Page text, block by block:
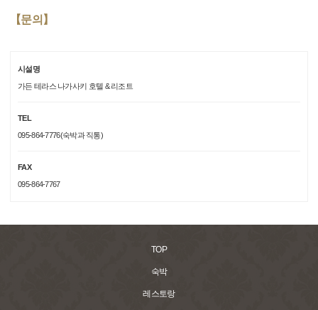
【문의】
시설명
가든 테라스 나가사키 호텔 & 리조트
TEL
095-864-7776(숙박과 직통)
FAX
095-864-7767
TOP
숙박
레스토랑